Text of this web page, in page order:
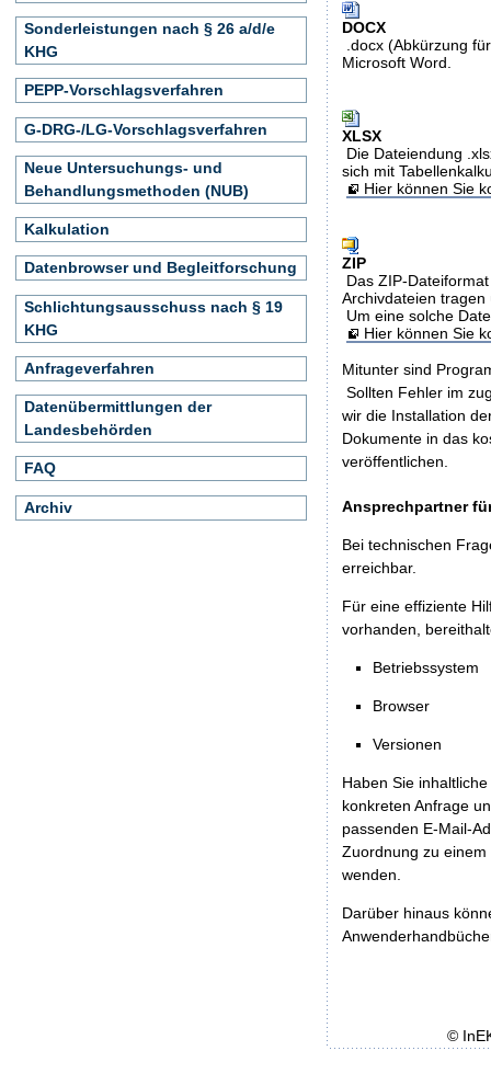
DOCX
.docx (Abkürzung
Microsoft Word.
XLSX
Die Dateiendung
sich mit
Hier können Sie
ZIP
Das ZIP-
Archivdateien
Um eine solche
Hier können Sie
Mitunter sind
Sollten Fehler im
wir die Installation
Dokumente in das
veröffentlichen.
Ansprechpartner
Bei technischen
erreichbar.
Für eine effiziente
vorhanden,
Betriebssystem
Browser
Versionen
Haben Sie
konkreten Anfrage
passenden E-Mail-
Zuordnung zu
wenden.
Darüber hinaus
Sonderleistungen nach § 26 a/d/e
KHG
PEPP-Vorschlagsverfahren
G-DRG-/LG-Vorschlagsverfahren
Neue Untersuchungs- und
Behandlungsmethoden (NUB)
Kalkulation
Datenbrowser und Begleitforschung
Schlichtungsausschuss nach § 19
KHG
Anfrageverfahren
Datenübermittlungen der
Landesbehörden
FAQ
Archiv
©